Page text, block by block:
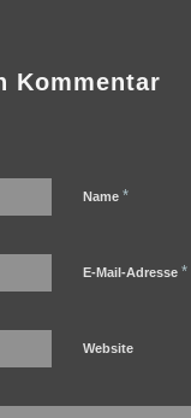
Kommentar
Name *
E-Mail-Adresse *
Website